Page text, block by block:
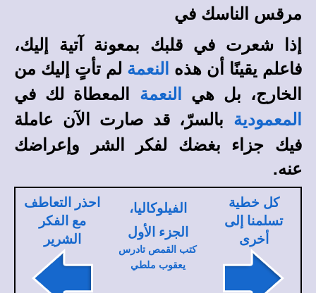
مرقس الناسك في
إذا شعرت في قلبك بمعونة آتية إليك،
فاعلم يقينًا أن هذه
النعمة لم تأتٍ إليك من
الخارج، بل هي
النعمة المعطاة لك في
المعمودية
بالسرّ، قد صارت الآن عاملة
فيك جزاء بغضك لفكر الشر وإعراضك
عنه.
كل خطية
تسلمنا إلى
أخرى
الفيلوكاليا،
الجزء الأول
كتب القمص تادرس
يعقوب ملطي
احذر التعاطف
مع الفكر
الشرير